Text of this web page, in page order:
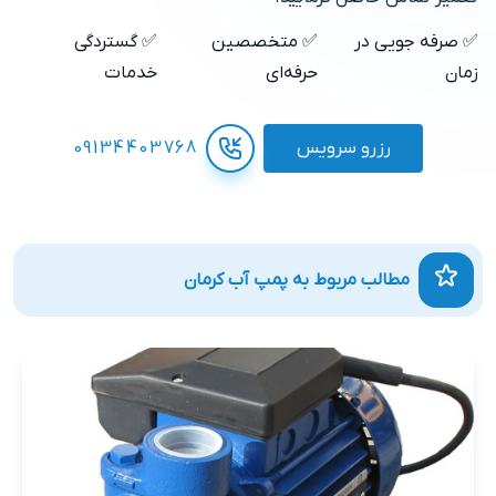
✅ صرفه جویی در
زمان
✅ متخصصین
حرفه‌ای
✅ گستردگی
خدمات
رزرو سرویس 09134403768
مطالب مربوط به پمپ آب کرمان